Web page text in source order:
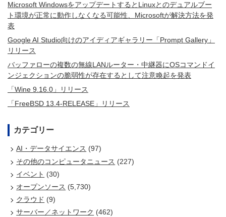
Microsoft WindowsをアップデートするとLinuxとのデュアルブー
ト環境が正常に動作しなくなる可能性、Microsoftが解決方法を発
表
Google AI Studio向けのアイディアギャラリー「Prompt Gallery」
リリース
バッファローの複数の無線LANルーター・中継器にOSコマンドイ
ンジェクションの脆弱性が存在するとして注意喚起を発表
「Wine 9.16.0」リリース
「FreeBSD 13.4-RELEASE」リリース
カテゴリー
AI・データサイエンス (97)
その他のコンピュータニュース (227)
イベント (30)
オープンソース (5,730)
クラウド (9)
サーバー／ネットワーク (462)